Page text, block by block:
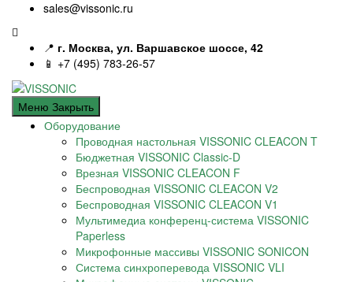
sales@vissonic.ru
📍 г. Москва, ул. Варшавское шоссе, 42
📱 +7 (495) 783-26-57
Меню Закрыть
Оборудование
Проводная настольная VISSONIC CLEACON T
Бюджетная VISSONIC Classic-D
Врезная VISSONIC CLEACON F
Беспроводная VISSONIC CLEACON V2
Беспроводная VISSONIC CLEACON V1
Мультимедиа конференц-система VISSONIC
Paperless
Микрофонные массивы VISSONIC SONICON
Система синхроперевода VISSONIC VLI